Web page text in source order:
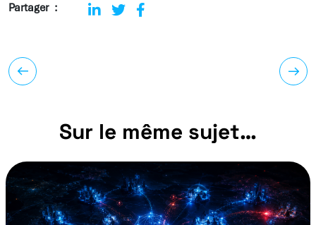
Partager
Sur le même sujet…